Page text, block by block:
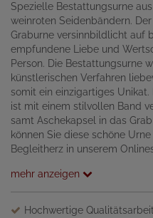
Spezielle Bestattungsurne
weinroten Seidenbändern.
Graburne versinnbildlicht auf
empfundene Liebe und
Person. Die Bestattungsurne
künstlerischen Verfahren
somit ein einzigartiges
ist mit einem stilvollen Band
samt Aschekapsel in das
können Sie diese schöne
Begleitherz in unserem
mehr anzeigen
Hochwertige Qualitätsarbeit